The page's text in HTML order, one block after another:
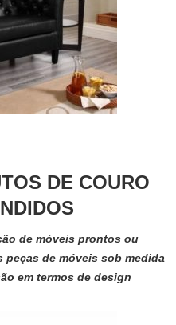
DE COURO
de móveis prontos ou
de móveis sob medida
em termos de design